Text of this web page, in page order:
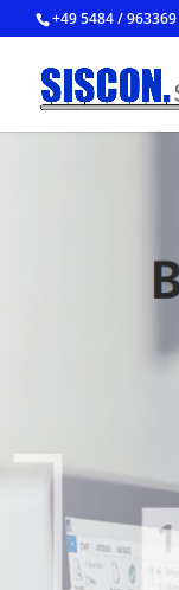
+49 5484 / 963369